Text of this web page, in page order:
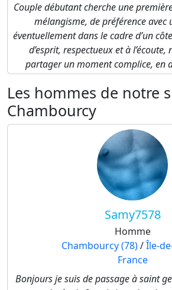
Couple débutant cherche une
mélangisme, de préférence avec
éventuellement dans le cadre d’un
d’esprit, respectueux et à
partager un moment complice, en
Les hommes de notre
Chambourcy
Samy7578
Homme
Chambourcy (78)/Île-
France
Bonjours je suis de passage à saint